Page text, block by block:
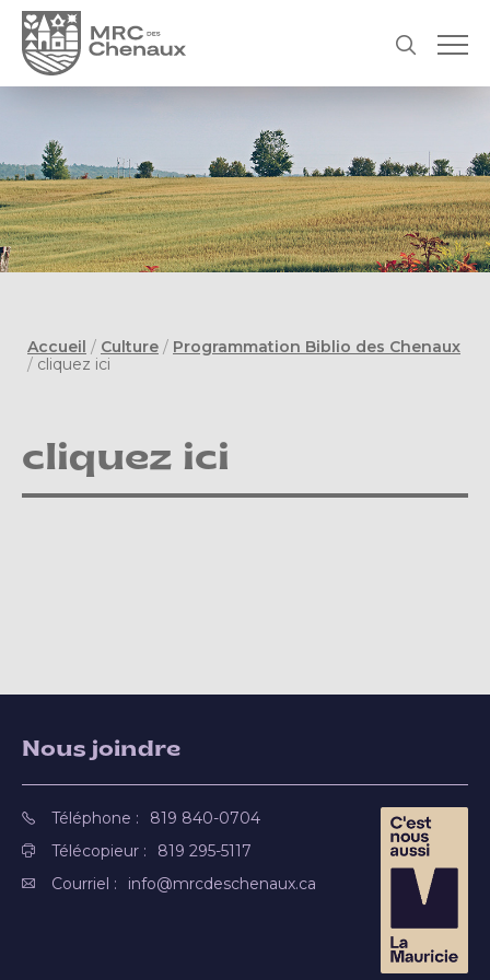
Accueil / Culture / Programmation Biblio des Chenaux
/ cliquez ici
cliquez ici
Nous joindre
Téléphone :
819 840-0704
Télécopieur :
819 295-5117
Courriel :
info@mrcdeschenaux.ca